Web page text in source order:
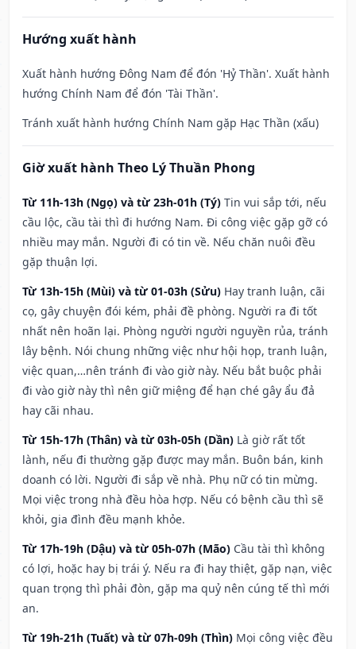
Hướng xuất hành
Xuất hành hướng Đông Nam để đón 'Hỷ Thần'. Xuất hành
hướng Chính Nam để đón 'Tài Thần'.
Tránh xuất hành hướng Chính Nam gặp Hạc Thần (xấu)
Giờ xuất hành Theo Lý Thuần Phong
Từ 11h-13h (Ngọ) và từ 23h-01h (Tý) Tin vui sắp tới, nếu
cầu lộc, cầu tài thì đi hướng Nam. Đi công việc gặp gỡ có
nhiều may mắn. Người đi có tin về. Nếu chăn nuôi đều
gặp thuận lợi.
Từ 13h-15h (Mùi) và từ 01-03h (Sửu) Hay tranh luận, cãi
cọ, gây chuyện đói kém, phải đề phòng. Người ra đi tốt
nhất nên hoãn lại. Phòng người người nguyền rủa, tránh
lây bệnh. Nói chung những việc như hội họp, tranh luận,
việc quan,…nên tránh đi vào giờ này. Nếu bắt buộc phải
đi vào giờ này thì nên giữ miệng để hạn ché gây ẩu đả
hay cãi nhau.
Từ 15h-17h (Thân) và từ 03h-05h (Dần) Là giờ rất tốt
lành, nếu đi thường gặp được may mắn. Buôn bán, kinh
doanh có lời. Người đi sắp về nhà. Phụ nữ có tin mừng.
Mọi việc trong nhà đều hòa hợp. Nếu có bệnh cầu thì sẽ
khỏi, gia đình đều mạnh khỏe.
Từ 17h-19h (Dậu) và từ 05h-07h (Mão) Cầu tài thì không
có lợi, hoặc hay bị trái ý. Nếu ra đi hay thiệt, gặp nạn, việc
quan trọng thì phải đòn, gặp ma quỷ nên cúng tế thì mới
an.
Từ 19h-21h (Tuất) và từ 07h-09h (Thìn) Mọi công việc đều